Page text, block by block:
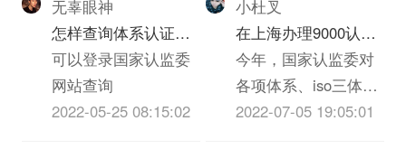
具备资质的，整个课
程的课件内容和时间
安排是申报的，包括
考试的试卷）...
司”）、或者你们去环
保局环境监测报告
（百度上找你们当地
的环境检测公司）、
无辜眼神
怎样查询体系认证证
书的初次认证时间?
可以登录国家认监委
网站查询
2022-05-25 08:15:02
给集资的品牌镀金，
提高知名度和客户信
任度2、企业需要参与
到投标，一般的招标
小杜叉
在上海办理9000认证
和14000环保认证费
用大概多少？有没有
专业代理公司？
今年，国家认监委对
各项体系、iso三体系
认证认证所谓代理机
2022-07-05 19:05:01